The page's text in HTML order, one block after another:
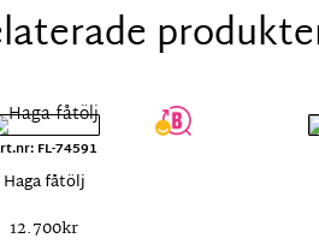
FL-74591
Haga fåtölj
12.700kr